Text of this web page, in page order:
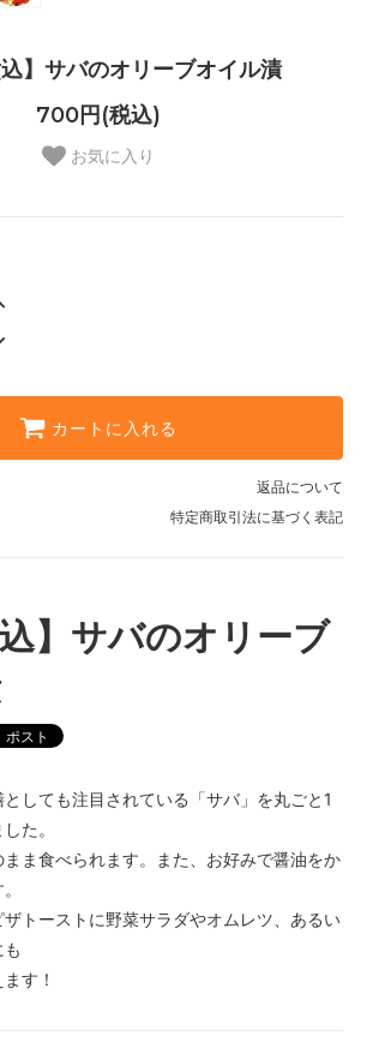
込】サバのオリーブオイル漬
700円(税込)
お気に入り
カートに入れる
返品について
特定商取引法に基づく表記
込】サバのオリーブ
しても注目されている「サバ」を丸ごと1
た。
ま食べられます。また、お好みで醤油をか
トーストに野菜サラダやオムレツ、あるい
す！